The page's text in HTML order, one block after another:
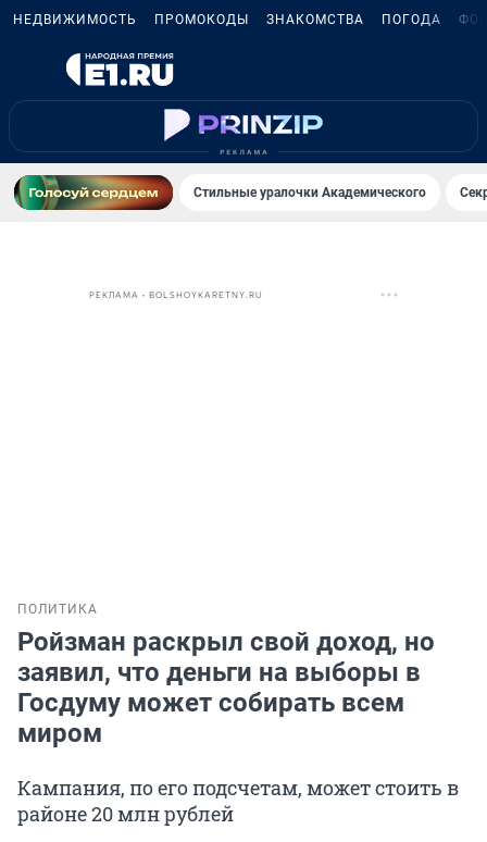
НЕДВИЖИМОСТЬ ПРОМОКОДЫ ЗНАКОМСТВА ПОГОДА
Стильные уралочки Академического
РЕКЛАМА • BOLSHOYKARETNY.RU
ПОЛИТИКА
Ройзман раскрыл свой доход, но
заявил, что деньги на выборы в
Госдуму может собирать всем
миром
Кампания, по его подсчетам, может стоить в
районе 20 млн рублей